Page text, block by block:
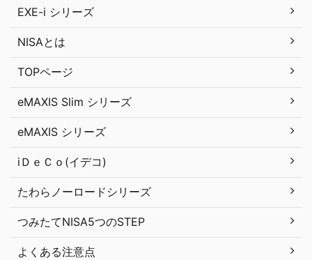
EXE-i シリーズ
NISAとは
TOPページ
eMAXIS Slim シリーズ
eMAXIS シリーズ
iＤｅＣｏ(イデコ)
たわらノーロードシリーズ
つみたてNISA5つのSTEP
よくある注意点